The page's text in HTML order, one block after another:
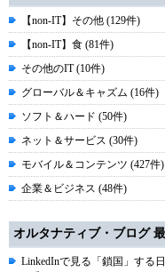
【non-IT】その他 (129件)
【non-IT】食 (81件)
その他のIT (10件)
グローバル＆キャズム (16件)
ソフト＆ハード (50件)
ネット＆サービス (30件)
モバイル＆コンテンツ (427件)
企業＆ビジネス (48件)
オルタナティブ・ブログ
LinkedInで見る「鎖国」する